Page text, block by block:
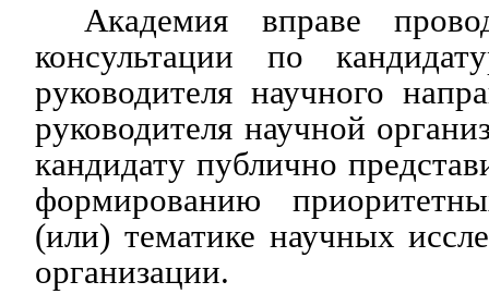
Академия вправе
консультации по
руководителя научного
руководителя научной
кандидату публично
формированию
(или) тематике научных
организации.